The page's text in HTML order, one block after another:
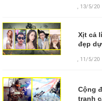
, 13/5/20
Xịt cả
đẹp
, 11/5/20
Cộng
tranh